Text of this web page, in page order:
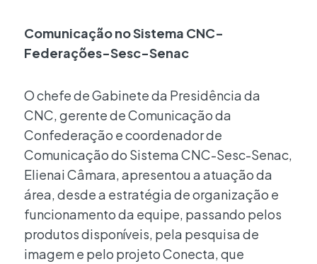
Comunicação no Sistema CNC-
Federações-Sesc-Senac
O chefe de Gabinete da Presidência da
CNC, gerente de Comunicação da
Confederação e coordenador de
Comunicação do Sistema CNC-Sesc-Senac,
Elienai Câmara, apresentou a atuação da
área, desde a estratégia de organização e
funcionamento da equipe, passando pelos
produtos disponíveis, pela pesquisa de
imagem e pelo projeto Conecta, que